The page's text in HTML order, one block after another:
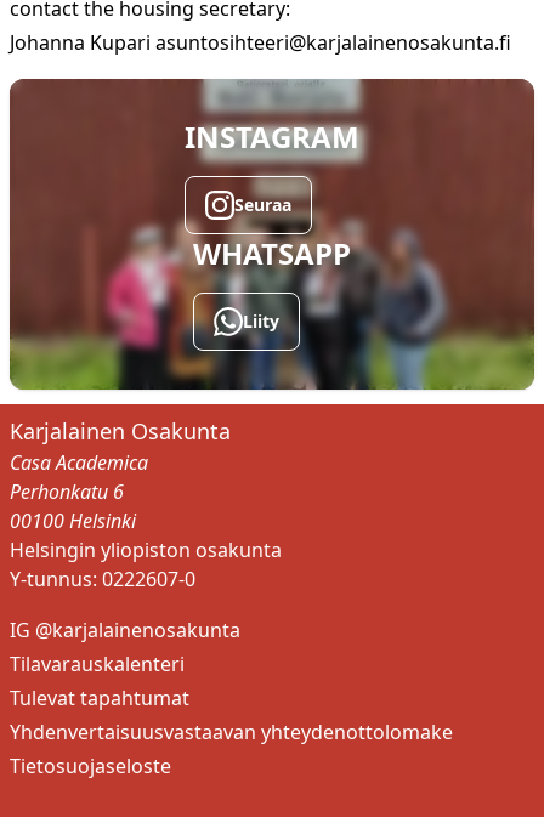
contact the housing secretary:
Johanna Kupari asuntosihteeri@karjalainenosakunta.fi
INSTAGRAM
Seuraa
WHATSAPP
Liity
Karjalainen Osakunta
Casa Academica
Perhonkatu 6
00100 Helsinki
Helsingin yliopiston osakunta
Y-tunnus: 0222607-0
IG @karjalainenosakunta
Tilavarauskalenteri
Tulevat tapahtumat
Yhdenvertaisuusvastaavan yhteydenottolomake
Tietosuojaseloste